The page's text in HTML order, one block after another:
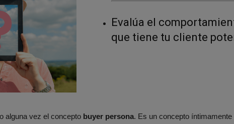
Evalúa el
que tiene tu cliente
alguna vez el concepto buyer persona. Es un concepto íntimamente